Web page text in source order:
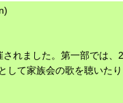
ました。第一部では、
族会の歌を聴いたり、